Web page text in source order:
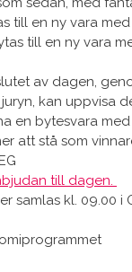
till en ny vara
till en ny vara
av dagen,
kan uppvisa
en bytesvara
att stå som
till dagen.
samlas kl. 09.00 i